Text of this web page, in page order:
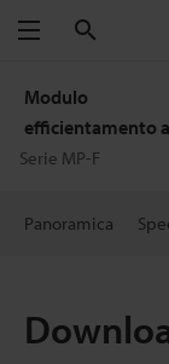
Menu
Modulo
efficientamento
Serie MP-F
Panoramica